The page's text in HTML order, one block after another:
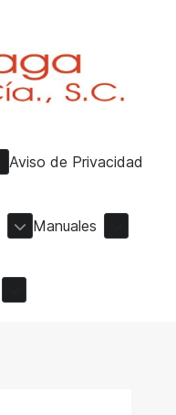
Aviso de Privacidad
Manuales